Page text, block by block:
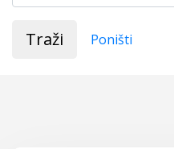
Traži Poništi